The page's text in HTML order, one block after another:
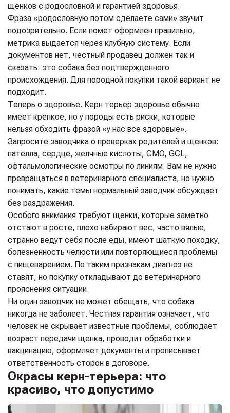
щенков с родословной и гарантией здоровья.
Фраза «родословную потом сделаете сами» звучит
подозрительно. Если помет оформлен правильно,
метрика выдается через клубную систему. Если
документов нет, честный продавец должен так и
сказать: это собака без подтвержденного
происхождения. Для породной покупки такой вариант не
подходит.
Теперь о здоровье. Керн терьер здоровье обычно
имеет крепкое, но у породы есть риски, которые
нельзя обходить фразой «у нас все здоровые».
Запросите заводчика о проверках родителей и щенков:
пателла, сердце, желчные кислоты, CMO, GCL,
офтальмологические осмотры по линиям. Вам не нужно
превращаться в ветеринарного специалиста, но нужно
понимать, какие темы нормальный заводчик обсуждает
без раздражения.
Особого внимания требуют щенки, которые заметно
отстают в росте, плохо набирают вес, часто вялые,
странно ведут себя после еды, имеют шаткую походку,
болезненность челюсти или повторяющиеся проблемы
с пищеварением. По таким признакам диагноз не
ставят, но покупку откладывают до ветеринарного
прояснения ситуации.
Ни один заводчик не может обещать, что собака
никогда не заболеет. Честная гарантия означает, что
человек не скрывает известные проблемы, соблюдает
возраст передачи щенка, проводит обработки и
вакцинацию, оформляет документы и прописывает
ответственность сторон в договоре.
Окрасы керн-терьера: что
красиво, что допустимо